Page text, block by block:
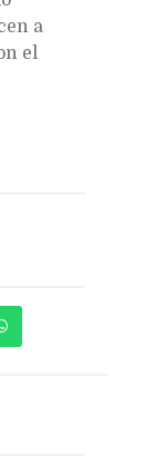
a
el
Send